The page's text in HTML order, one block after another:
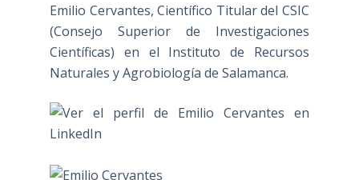
Emilio Cervantes, Científico Titular del CSIC
(Consejo Superior de Investigaciones
Científicas) en el Instituto de Recursos
Naturales y Agrobiología de Salamanca.